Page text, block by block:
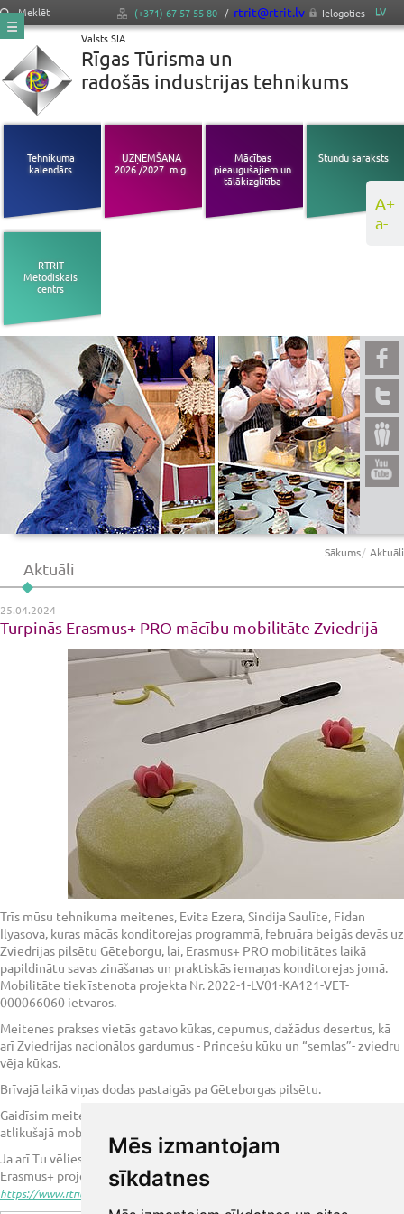
Mēs izmantojam
sīkdatnes
A+
a-
Meklēt (+371) 67 57 55 80 / rtrit@rtrit.lv Ielogoties
LV
Valsts SIA
Rīgas Tūrisma un
radošās industrijas tehnikums
Tehnikuma
kalendārs
UZŅEMŠANA
2026./2027. m.g.
Mācības
pieaugušajiem un
tālākizglītība
Stundu saraksts
RTRIT
Metodiskais
centrs
Sākums Aktuāli
Aktuāli
25.04.2024
Turpinās Erasmus+ PRO mācību mobilitāte Zviedrijā
Trīs mūsu tehnikuma meitenes, Evita Ezera, Sindija Saulīte, Fidan
Ilyasova, kuras mācās konditorejas programmā, februāra beigās devās uz
Zviedrijas pilsētu Gēteborgu, lai, Erasmus+ PRO mobilitātes laikā
papildinātu savas zināšanas un praktiskās iemaņas konditorejas jomā.
Mobilitāte tiek īstenota projekta Nr. 2022-1-LV01-KA121-VET-
000066060 ietvaros.
Meitenes prakses vietās gatavo kūkas, cepumus, dažādus desertus, kā
arī Zviedrijas nacionālos gardumus - Princešu kūku un “semlas”- zviedru
vēja kūkas.
Brīvajā laikā viņas dodas pastaigās pa Gēteborgas pilsētu.
Gaidīsim meitenes atpakaļ Latvijā 30. maijā un novēlēsim veiksmi
atlikušajā mobilitātē!
Ja arī Tu vēlies gūt pieredzi un piedzīvojumus, piesakies kādā no
Erasmus+ projekta mobilitātēm:
https://www.rtrit.lv/projekti/erasmus/piesakies/